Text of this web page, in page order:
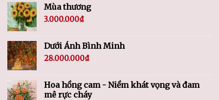
Mùa thương
3.000.000₫
Dưới Ánh Bình Minh
28.000.000₫
Hoa hồng cam - Niềm khát vọng và đam
mê rực cháy